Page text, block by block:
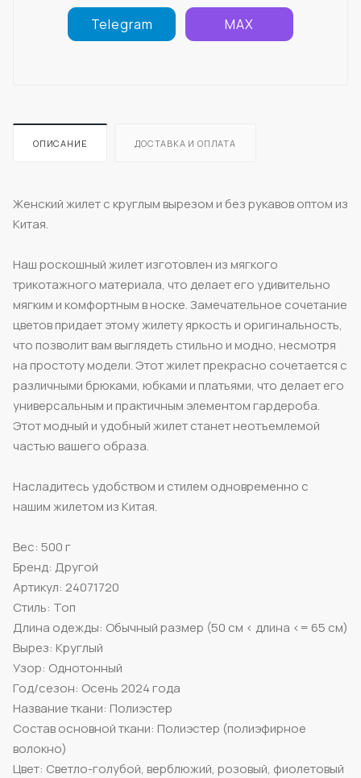
Telegram MAX
ОПИСАНИЕ ДОСТАВКА И ОПЛАТА
Женский жилет с круглым вырезом и без рукавов оптом из
Китая.
Наш роскошный жилет изготовлен из мягкого
трикотажного материала, что делает его удивительно
мягким и комфортным в носке. Замечательное сочетание
цветов придает этому жилету яркость и оригинальность,
что позволит вам выглядеть стильно и модно, несмотря
на простоту модели. Этот жилет прекрасно сочетается с
различными брюками, юбками и платьями, что делает его
универсальным и практичным элементом гардероба.
Этот модный и удобный жилет станет неотъемлемой
частью вашего образа.
Насладитесь удобством и стилем одновременно с
нашим жилетом из Китая.
Вес: 500 г
Бренд: Другой
Артикул: 24071720
Стиль: Топ
Длина одежды: Обычный размер (50 см < длина <= 65 см)
Вырез: Круглый
Узор: Однотонный
Год/сезон: Осень 2024 года
Название ткани: Полиэстер
Состав основной ткани: Полиэстер (полиэфирное
волокно)
Цвет: Светло-голубой, верблюжий, розовый, фиолетовый